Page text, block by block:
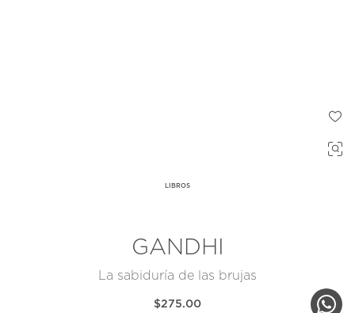
LIBROS
GANDHI
La sabiduría de las brujas
$275.00